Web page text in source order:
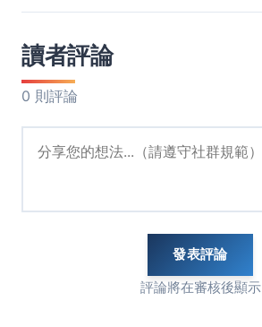
讀者評論
0 則評論
發表評論
評論將在審核後顯示